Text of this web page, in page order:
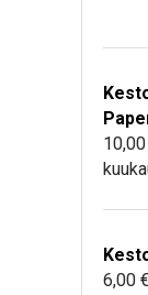
10,00
6,00 €